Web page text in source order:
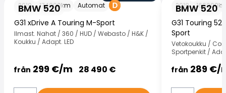
BMW 520
2019
174000km Automat
G31 xDrive A Touring M-Sport
Ilmast. Nahat / 360 / HUD / Webasto / H&K /
Koukku / Adapt. LED
från 299 €/m 28 490 €
BMW 520
2018 166000
G31 Touring
Sport
Vetokoukku /
Sportpenkit /
från 289 €/